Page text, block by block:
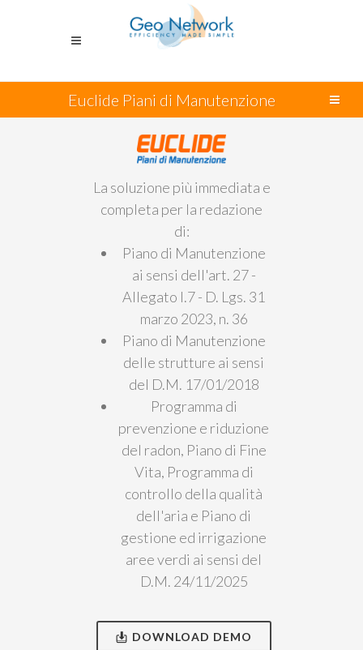
Euclide Piani di Manutenzione
La soluzione più immediata e
completa per la redazione
di:
Piano di Manutenzione
ai sensi dell'art. 27 -
Allegato I.7 - D. Lgs. 31
marzo 2023, n. 36
Piano di Manutenzione
delle strutture ai sensi
del D.M. 17/01/2018
Programma di
prevenzione e riduzione
del radon, Piano di Fine
Vita, Programma di
controllo della qualità
dell'aria e Piano di
gestione ed irrigazione
aree verdi ai sensi del
D.M. 24/11/2025
DOWNLOAD DEMO